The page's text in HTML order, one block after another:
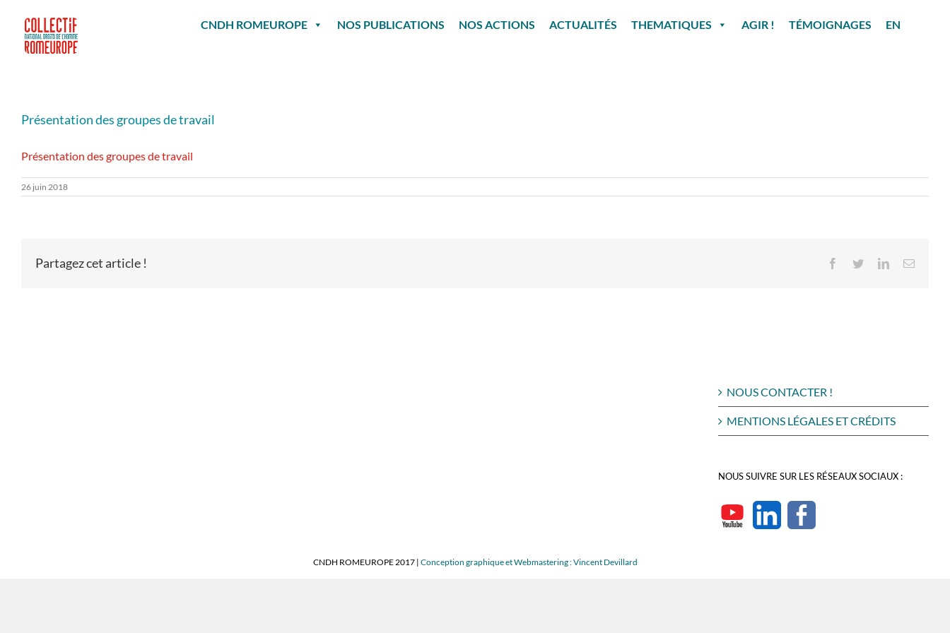
contenu
CNDH ROMEUROPE NOS PUBLICATIONS NOS ACTIONS ACTUALITÉS THEMATIQUES AGIR ! TÉMOIGNAGES EN
Présentation des groupes de travail
Présentation des groupes de travail
26 juin 2018
Partagez cet article ! Facebook
TwitterLinkedInEmail
NOUS CONTACTER !
MENTIONS LÉGALES ET CRÉDITS
NOUS SUIVRE SUR LES RÉSEAUX SOCIAUX :
CNDH ROMEUROPE 2017 | Conception graphique et Webmastering : Vincent Devillard